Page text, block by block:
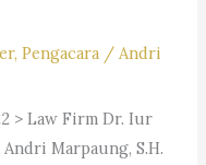
,Pengacara /Andri
> Law Firm Dr. Iur
Marpaung, S.H.